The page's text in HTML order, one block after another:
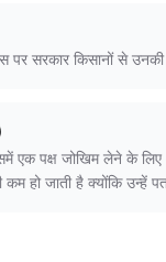
पर सरकार किसानों से
एक पक्ष जोखिम लेने के लिए
कम हो जाती है क्योंकि